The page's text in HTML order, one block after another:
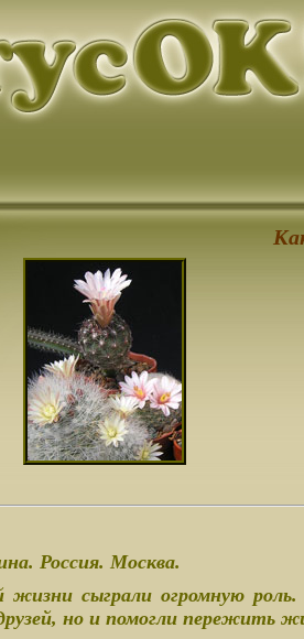
Россия. Москва.
жизни сыграли огромную
но и помогли пережить